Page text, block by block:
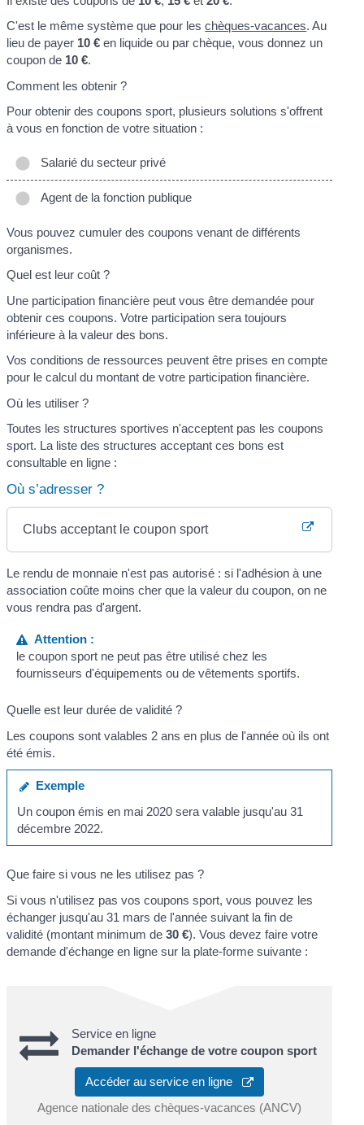
C'est le même système que pour leschèques-vacances. Au
lieu de payer 10 € en liquide ou par chèque, vous donnez un
coupon de 10 €.
Comment les obtenir ?
Pour obtenir des coupons sport, plusieurs solutions s'offrent
à vous en fonction de votre situation :
Salarié du secteur privé
Agent de la fonction publique
Vous pouvez cumuler des coupons venant de différents
organismes.
Quel est leur coût ?
Une participation financière peut vous être demandée pour
obtenir ces coupons. Votre participation sera toujours
inférieure à la valeur des bons.
Vos conditions de ressources peuvent être prises en compte
pour le calcul du montant de votre participation financière.
Où les utiliser ?
Toutes les structures sportives n'acceptent pas les coupons
sport. La liste des structures acceptant ces bons est
consultable en ligne :
Où s’adresser ?
Clubs acceptant le coupon sport
Le rendu de monnaie n'est pas autorisé : si l'adhésion à une
association coûte moins cher que la valeur du coupon, on ne
vous rendra pas d'argent.
Attention :
le coupon sport ne peut pas être utilisé chez les
fournisseurs d'équipements ou de vêtements sportifs.
Quelle est leur durée de validité ?
Les coupons sont valables 2 ans en plus de l'année où ils ont
été émis.
Exemple
Un coupon émis en mai 2020 sera valable jusqu'au 31
décembre 2022.
Que faire si vous ne les utilisez pas ?
Si vous n'utilisez pas vos coupons sport, vous pouvez les
échanger jusqu'au 31 mars de l'année suivant la fin de
validité (montant minimum de30 €). Vous devez faire votre
demande d'échange en ligne sur la plate-forme suivante :
Service en ligne
Demander l'échange de votre coupon sport
Accéder au service en ligne
Agence nationale des chèques-vacances (ANCV)